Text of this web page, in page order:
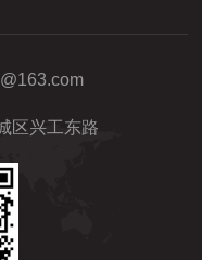
区兴工东路